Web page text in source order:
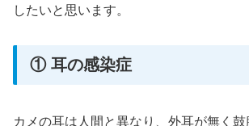
したいと思います。
① 耳の感染症
カメの耳は人間と異なり、外耳が無く